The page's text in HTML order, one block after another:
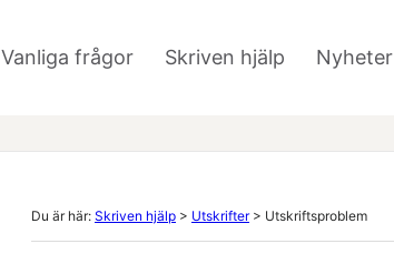
Vanliga frågor Skriven hjälp Nyheter
Du är här: Skriven hjälp > Utskrifter> Utskriftsproblem